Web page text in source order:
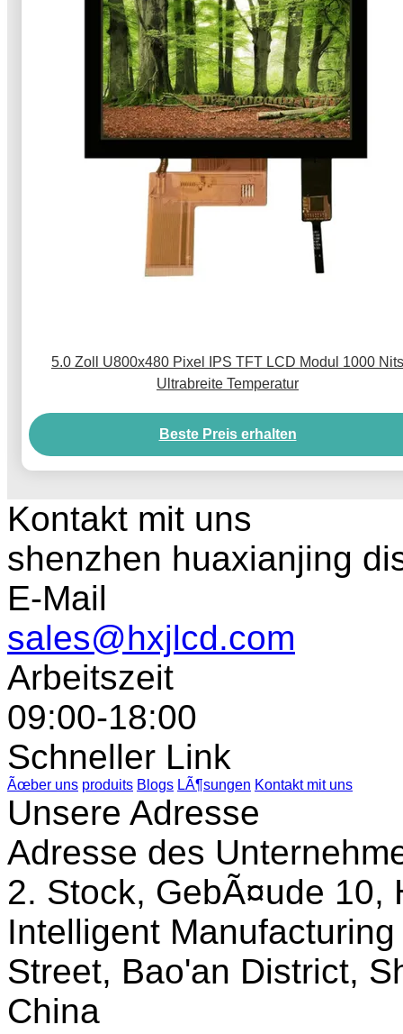
5.0 Zoll U800x480 Pixel IPS TFT LCD Modul 1000 Nits
Ultrabreite Temperatur
Beste Preis erhalten
Kontakt mit uns
shenzhen huaxianjing
E-Mail
sales@hxjlcd.com
Arbeitszeit
09:00-18:00
Schneller Link
Ãœber uns produits Blogs LÃ¶sungen Kontakt mit uns
Unsere Adresse
Adresse des
2. Stock, GebÃ¤ude 10,
Intelligent
Street, Bao'an District,
China